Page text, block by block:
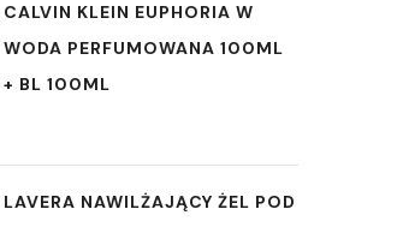
CALVIN KLEIN EUPHORIA W
WODA PERFUMOWANA 100ML
+ BL 100ML
LAVERA NAWILŻAJĄCY ŻEL POD